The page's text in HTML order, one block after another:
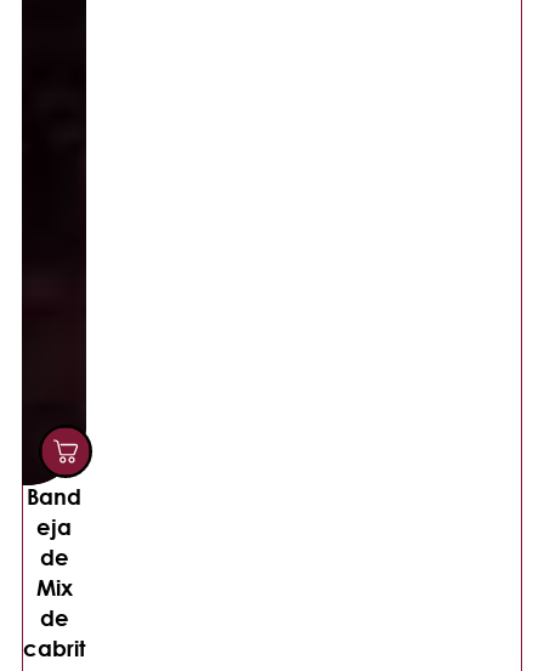
Band
eja
de
Mix
de
cabrit